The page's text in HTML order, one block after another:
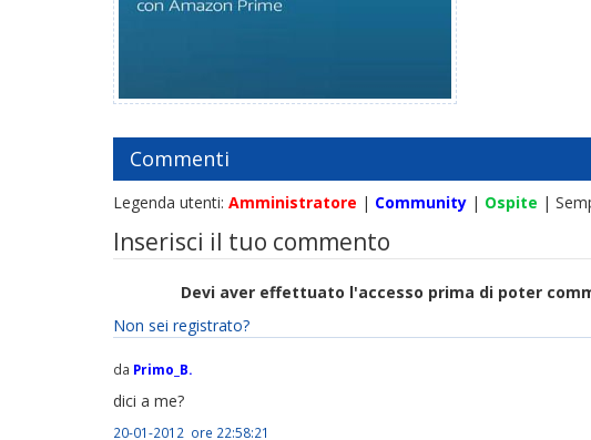
Commenti
Legenda utenti: Amministratore | Community | Ospite |
Inserisci il tuo commento
Devi aver effettuato l'accesso prima di poter
Non sei registrato?
da Primo_B.
dici a me?
20-01-2012 ore 22:58:21